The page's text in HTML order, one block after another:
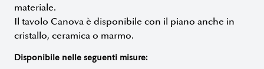
materiale.
Il tavolo Canova è disponibile con il piano anche in
cristallo, ceramica o marmo.
Disponibile nelle seguenti misure: